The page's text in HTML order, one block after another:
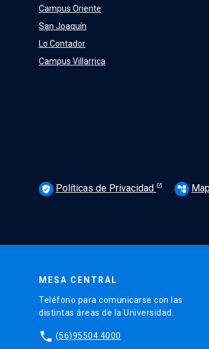
Campus Oriente
San Joaquín
Lo Contador
Campus Villarrica
verified_user Políticas de Privacidad account_tree
MESA CENTRAL
Teléfono para comunicarse con las
distintas áreas de la Universidad.
phone (56)95504 4000